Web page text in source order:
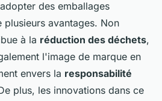
des emballages
avantages. Non
à la réduction des déchets,
l'image de marque en
envers la responsabilité
plus, les innovations dans ce